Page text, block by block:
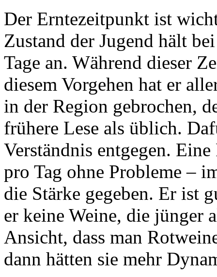
Der Erntezeitpunkt ist
Zustand der Jugend hält
Tage an. Während dieser
diesem Vorgehen hat er
in der Region gebrochen,
frühere Lese als üblich.
Verständnis entgegen.
pro Tag ohne Probleme –
die Stärke gegeben. Er ist
er keine Weine, die jünger
Ansicht, dass man
dann hätten sie mehr